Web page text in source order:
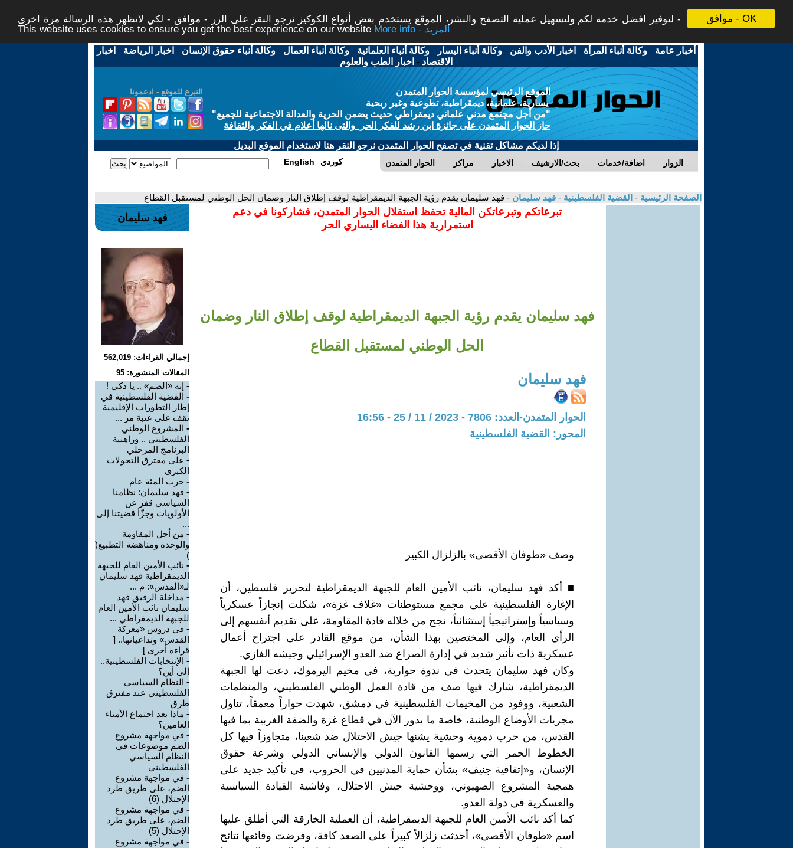
موافق - OK
لتوفير افضل خدمة لكم ولتسهيل عملية التصفح والنشر، الموقع يستخدم بعض أنواع الكوكيز نرجو النقر على الزر - موافق - لكي لاتظهر هذه الرسالة مرة اخرى -
This website uses cookies to ensure you get the best experience on our website
More info - المزيد
أخبار عامة -وكالة أنباء المرأة - اخبار الأدب والفن -وكالة أنباء اليسار -وكالة أنباء العلمانية -وكالة أنباء العمال -وكالة أنباء حقوق الإنسان - اخبار الرياضة - اخبار
الاقتصاد - اخبار الطب والعلوم
التبرع للموقع - ادعمونا
الموقع الرئيسي لمؤسسة الحوار المتمدن
يسارية، علمانية، ديمقراطية، تطوعية وغير ربحية
"من أجل مجتمع مدني علماني ديمقراطي حديث يضمن الحرية والعدالة الاجتماعية للجميع"
حاز الحوار المتمدن على جائزة ابن رشد للفكر الحر والتى نالها أعلام في الفكر والثقافة
إذا لديكم مشاكل تقنية في تصفح الحوار المتمدن نرجو النقر هنا لاستخدام الموقع البديل
الحوار المتمدن مراكز الاخبار بحث/الارشيف اضافة/خدمات الزوار English كوردي
الصفحة الرئيسية - القضية الفلسطينية - فهد سليمان - فهد سليمان يقدم رؤية الجبهة الديمقراطية لوقف إطلاق النار وضمان الحل الوطني لمستقبل القطاع
تبرعاتكم وتبرعاتكن المالية تحفظ استقلال الحوار المتمدن، فشاركونا في دعم
استمرارية هذا الفضاء اليساري الحر
فهد سليمان يقدم رؤية الجبهة الديمقراطية لوقف إطلاق النار وضمان
الحل الوطني لمستقبل القطاع
فهد سليمان
الحوار المتمدن-العدد: 7806 - 2023 / 11 / 25 - 16:56
المحور: القضية الفلسطينية
وصف «طوفان الأقصى» بالزلزال الكبير
■ أكد فهد سليمان، نائب الأمين العام للجبهة الديمقراطية لتحرير فلسطين، أن
الإغارة الفلسطينية على مجمع مستوطنات «غلاف غزة»، شكلت إنجازاً عسكرياً
وسياسياً وإستراتيجياً إستثنائياً، نجح من خلاله قادة المقاومة، على تقديم أنفسهم إلى
الرأي العام، وإلى المختصين بهذا الشأن، من موقع القادر على اجتراح أعمال
عسكرية ذات تأثير شديد في إدارة الصراع ضد العدو الإسرائيلي وجيشه الغازي.
وكان فهد سليمان يتحدث في ندوة حوارية، في مخيم اليرموك، دعت لها الجبهة
الديمقراطية، شارك فيها صف من قادة العمل الوطني الفلسطيني، والمنظمات
الشعبية، ووفود من المخيمات الفلسطينية في دمشق، شهدت حواراً معمقاً، تناول
مجريات الأوضاع الوطنية، خاصة ما يدور الآن في قطاع غزة والضفة الغربية بما فيها
القدس، من حرب دموية وحشية يشنها جيش الاحتلال ضد شعبنا، متجاوزاً فيها كل
الخطوط الحمر التي رسمها القانون الدولي والإنساني الدولي وشرعة حقوق
الإنسان، و«إتفاقية جنيف» بشأن حماية المدنيين في الحروب، في تأكيد جديد على
همجية المشروع الصهيوني، ووحشية جيش الاحتلال، وفاشية القيادة السياسية
والعسكرية في دولة العدو.
كما أكد نائب الأمين العام للجبهة الديمقراطية، أن العملية الخارقة التي أطلق عليها
اسم «طوفان الأقصى»، أحدثت زلزالاً كبيراً على الصعد كافة، وفرضت وقائعها نتائج
فهد سليمان
إجمالي القراءات: 562,019
المقالات المنشورة: 95
- إنه «الضم» .. يا ذكي !
- القضية الفلسطينية في
إطار التطورات الإقليمية
تقف على عتبة مر ...
- المشروع الوطني
الفلسطيني .. وراهنية
البرنامج المرحلي
- على مفترق التحولات
الكبرى
- حرب المئة عام
- فهد سليمان: نظامنا
السياسي قفز عن
الأولويات وجزّأ قضيتنا إلى
...
- من أجل المقاومة
والوحدة ومناهضة التطبيع(
)
- نائب الأمين العام للجبهة
الديمقراطية فهد سليمان
لـ«القدس»: م ...
- مداخلة الرفيق فهد
سليمان نائب الأمين العام
للجبهة الديمقراطي ...
- في دروس «معركة
القدس» وتداعياتها.. [
قراءة أخرى ]
- الإنتخابات الفلسطينية..
إلى أين؟
- النظام السياسي
الفلسطيني عند مفترق
طرق
- ماذا بعد اجتماع الأمناء
العامين؟
- في مواجهة مشروع
الضم موضوعات في
النظام السياسي
الفلسطيني
- في مواجهة مشروع
الضم، على طريق طرد
الإحتلال (6)
- في مواجهة مشروع
الضم، على طريق طرد
الإحتلال (5)
- في مواجهة مشروع